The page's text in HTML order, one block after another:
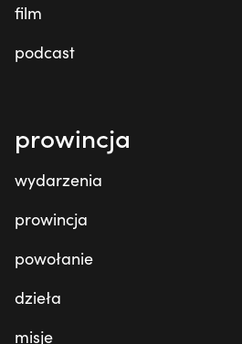
film
podcast
prowincja
wydarzenia
prowincja
powołanie
dzieła
misje